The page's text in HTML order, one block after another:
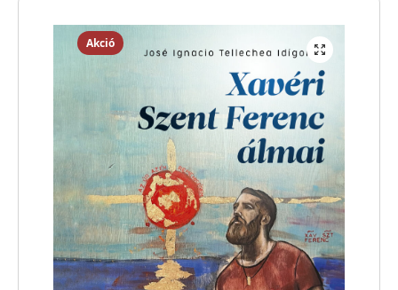
Akció